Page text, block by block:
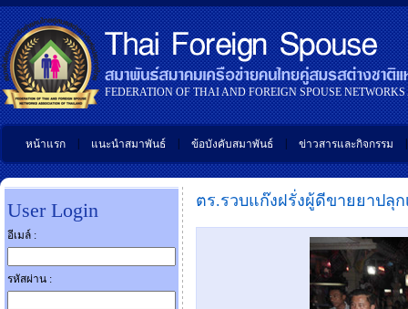
FEDERATION OF THAI AND FOREIGN SPOUSE
หน้าแรก แนะนำสมาพันธ์ ข้อบังคับสมาพันธ์ ข่าวสารและกิจกรรม
User Login
อีเมล์ :
รหัสผ่าน :
ตร.รวบแก๊งฝรั่งผู้ดีขายยาปลุก